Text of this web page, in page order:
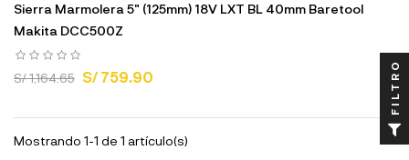
Sierra Marmolera 5" (125mm) 18V LXT BL 40mm Baretool
Makita DCC500Z
S/ 1,164.65 S/ 759.90
Mostrando 1-1 de 1 artículo(s)
FILTRO